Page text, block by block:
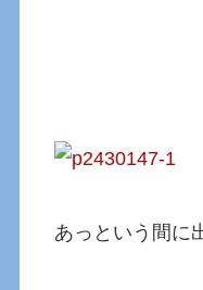
あっという間に